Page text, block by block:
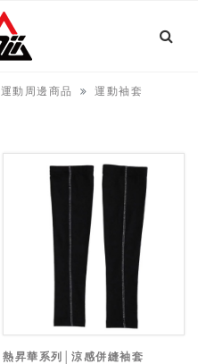
運動周邊商品
運動袖套
熱昇華系列│涼感併縫袖套